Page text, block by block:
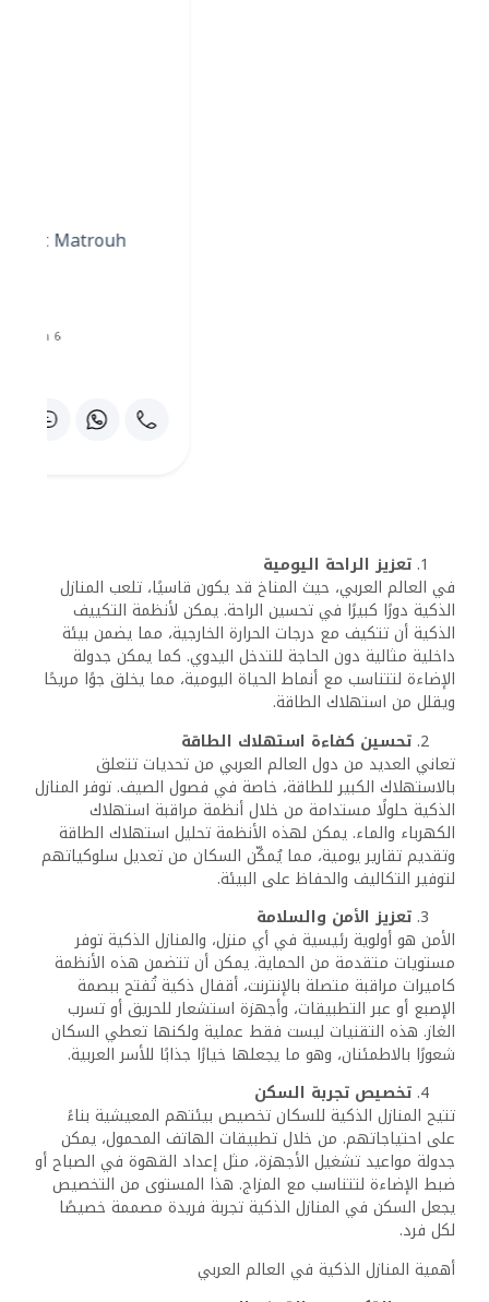
لكل فرد.
أهمية المنازل الذكية في العالم العربي
1. التكيف مع التحضر السريع
تشهد مدن العالم العربي نموًا سريعًا وزيادة في عدد السكان.
هذا التحضر يتطلب حلولًا مبتكرة لتحسين جودة الحياة في المدن
المزدحمة. يمكن للمنازل الذكية أن تلعب دورًا حيويًا في هذا
الإطار من خلال تقليل استهلاك الموارد وتحسين الكفاءة العامة.
تحقيق الاستدامة
مع تصاعد الوعي بقضايا الاستدامة البيئية، تتجه العديد من
الحكومات العربية إلى تشجيع التكنولوجيا الخضراء. تعتبر المنازل
الذكية جزءًا من هذه الرؤية، حيث تساهم في تقليل البصمة
الكربونية من خلال تقنيات موفرة للطاقة.
دعم الاقتصاد الرقمي
تلعب المنازل الذكية دورًا متزايدًا في تعزيز الاقتصاد الرقمي في
العالم العربي، حيث تعتمد بشكل أساسي على تقنيات متقدمة
مثل إنترنت الأشياء (IoT)، الذكاء الاصطناعي (AI)، الحوسبة
السحابية، والاتصالات فائقة السرعة. هذا التوجه نحو المنازل
الذكية يساهم في خلق منظومة اقتصادية متكاملة تدعم
الابتكار، تجذب الاستثمارات، وتوفر فرص عمل في مختلف
القطاعات التكنولوجية والخدمية.
تنشيط قطاع التكنولوجيا والابتكار
أ.تطوير الأجهزة الذكية
يتطلب بناء المنازل الذكية تصنيع وتطوير أجهزة وتقنيات ذكية
محلية مثل مستشعرات الإضاءة، أنظمة التكييف الذكية، الأقفال
الإلكترونية، وأجهزة الأمن المنزلية. هذا يفتح المجال للشركات
الناشئة والمتوسطة في العالم العربي لتطوير منتجات محلية
بأسعار تنافسية، مما يعزز الاقتصاد الرقمي ويقلل الاعتماد على
الاستيراد.